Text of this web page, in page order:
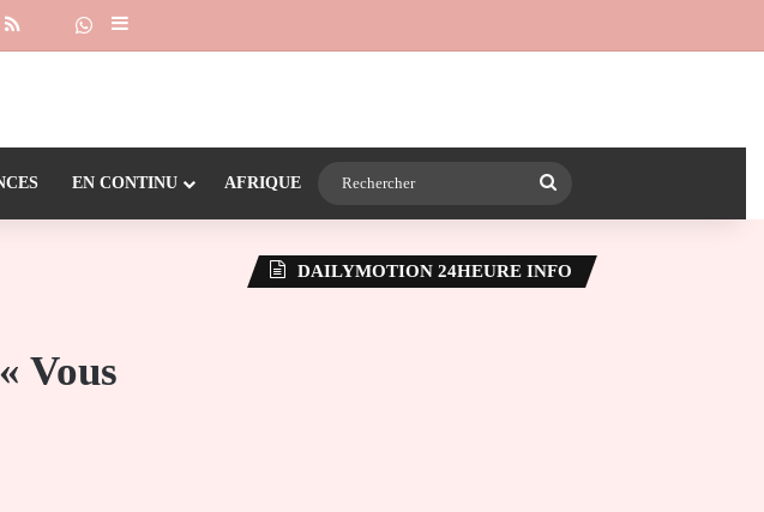
RSS Dailymotion
Suivre la chaîne 24heureinfo sur WhatsApp
Sidebar (barre latérale)
EN CONTINU AFRIQUE
Vous
DAILYMOTION 24HEURE INFO